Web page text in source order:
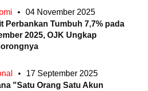
•
04 November 2025
Perbankan Tumbuh 7,7% pada
2025, OJK Ungkap
•
17 September 2025
"Satu Orang Satu Akun